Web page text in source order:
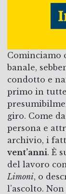
Cominciamo
banale,
condotto e
primo in tutte
giro. Come
persona e
archivio, i
vent’anni. È
del lavoro
Limoni, o
l’ascolto.